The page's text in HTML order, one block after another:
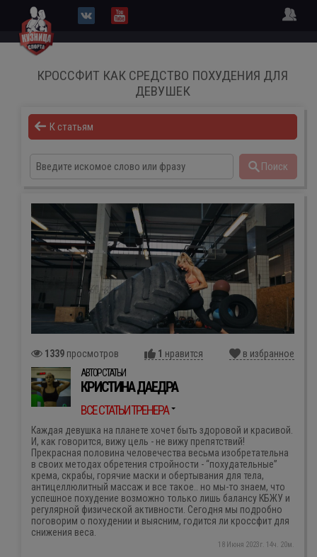
КРОССФИТ КАК СРЕДСТВО ПОХУДЕНИЯ ДЛЯ
ДЕВУШЕК
К статьям
Поиск
1339просмотров 1 нравится
в избранное
АВТОР СТАТЬИ
КРИСТИНА ДАЕДРА
ВСЕ СТАТЬИ ТРЕНЕРА
Каждая девушка на планете хочет быть здоровой и красивой.
И, как говорится, вижу цель - не вижу препятствий!
Прекрасная половина человечества весьма изобретательна
в своих методах обретения стройности - “похудательные”
крема, скрабы, горячие маски и обертывания для тела,
антицеллюлитный массаж и все такое.. но мы-то знаем, что
успешное похудение возможно только лишь балансу КБЖУ и
регулярной физической активности. Cегодня мы подробно
поговорим о похудении и выясним, годится ли кроссфит для
снижения веса.
18 Июня 2023г. 14ч. 20м.